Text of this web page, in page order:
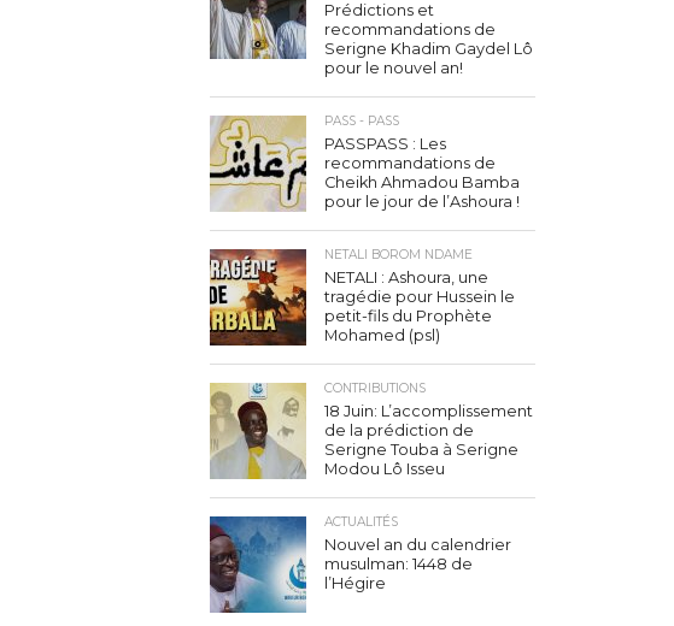
Prédictions et
recommandations de
Serigne Khadim Gaydel Lô
pour le nouvel an!
PASS - PASS
PASSPASS : Les
recommandations de
Cheikh Ahmadou Bamba
pour le jour de l’Ashoura !
NETALI BOROM NDAME
NETALI : Ashoura, une
tragédie pour Hussein le
petit-fils du Prophète
Mohamed (psl)
CONTRIBUTIONS
18 Juin: L’accomplissement
de la prédiction de
Serigne Touba à Serigne
Modou Lô Isseu
ACTUALITÉS
Nouvel an du calendrier
musulman: 1448 de
l’Hégire